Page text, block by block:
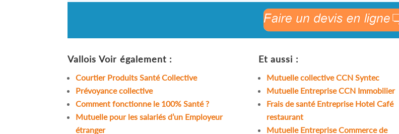
Vallois Voir également : Et aussi :
Courtier Produits Santé Collective
Prévoyance collective
Comment fonctionne le 100% Santé ?
Mutuelle pour les salariés d’un Employeur
étranger
Mutuelle collective CCN Syntec
Mutuelle Entreprise CCN Immobilier
Frais de santé Entreprise Hotel Café
restaurant
Mutuelle Entreprise Commerce de